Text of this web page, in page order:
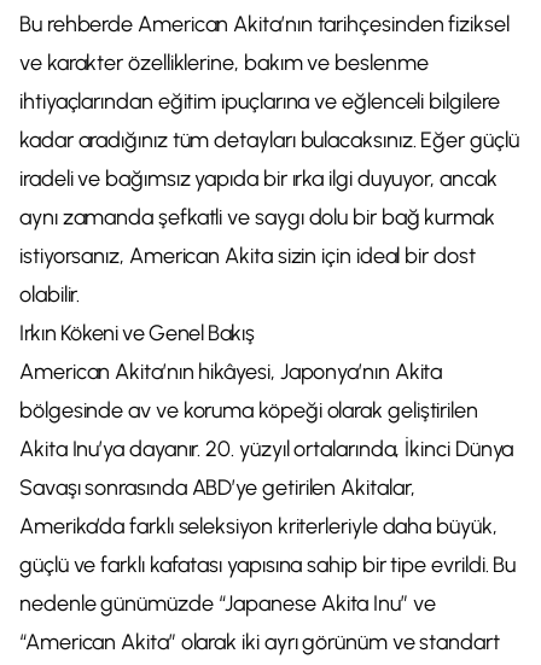
Bu rehberde American Akita’nın tarihçesinden fiziksel
ve karakter özelliklerine, bakım ve beslenme
ihtiyaçlarından eğitim ipuçlarına ve eğlenceli bilgilere
kadar aradığınız tüm detayları bulacaksınız. Eğer güçlü
iradeli ve bağımsız yapıda bir ırka ilgi duyuyor, ancak
aynı zamanda şefkatli ve saygı dolu bir bağ kurmak
istiyorsanız, American Akita sizin için ideal bir dost
olabilir.
Irkın Kökeni ve Genel Bakış
American Akita’nın hikâyesi, Japonya’nın Akita
bölgesinde av ve koruma köpeği olarak geliştirilen
Akita Inu’ya dayanır. 20. yüzyıl ortalarında, İkinci Dünya
Savaşı sonrasında ABD’ye getirilen Akitalar,
Amerika’da farklı seleksiyon kriterleriyle daha büyük,
güçlü ve farklı kafatası yapısına sahip bir tipe evrildi. Bu
nedenle günümüzde “Japanese Akita Inu” ve
“American Akita” olarak iki ayrı görünüm ve standart